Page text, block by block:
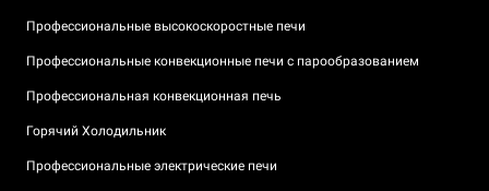
Профессиональные высокоскоростные печи
Профессиональные конвекционные печи с парообразованием
Профессиональная конвекционная печь
Горячий Холодильник
Профессиональные электрические печи